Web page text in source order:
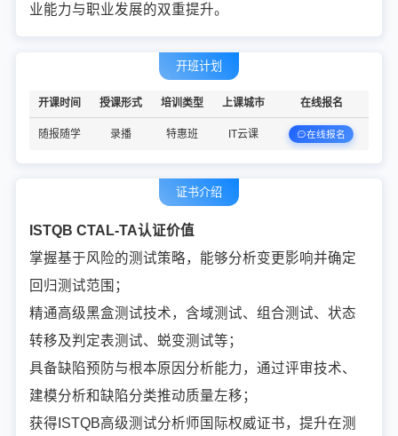
业能力与职业发展的双重提升。
开班计划
开课时间 授课形式 培训类型 上课城市 在线报名
随报随学 录播 特惠班 IT云课 在线报名
证书介绍
ISTQB CTAL-TA认证价值
掌握基于风险的测试策略，能够分析变更影响并确定
回归测试范围；
精通高级黑盒测试技术，含域测试、组合测试、状态
转移及判定表测试、蜕变测试等；
具备缺陷预防与根本原因分析能力，通过评审技术、
建模分析和缺陷分类推动质量左移；
获得ISTQB高级测试分析师国际权威证书，提升在测